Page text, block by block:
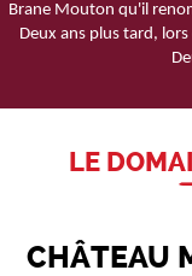
Brane Mouton qu'il
Deux ans plus tard,
LE
CHÂTEAU